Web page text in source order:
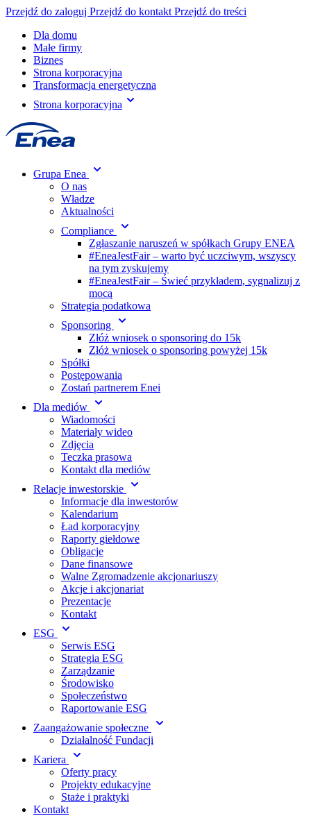
Przejdź do zaloguj Przejdź do kontakt Przejdź do treści
Dla domu
Małe firmy
Biznes
Strona korporacyjna
Transformacja energetyczna
Strona korporacyjna
Grupa Enea
O nas
Władze
Aktualności
Compliance
Zgłaszanie naruszeń w spółkach Grupy ENEA
#EneaJestFair – warto być uczciwym, wszyscy
na tym zyskujemy
#EneaJestFair – Świeć przykładem, sygnalizuj z
mocą
Strategia podatkowa
Sponsoring
Złóż wniosek o sponsoring do 15k
Złóż wniosek o sponsoring powyżej 15k
Spółki
Postępowania
Zostań partnerem Enei
Dla mediów
Wiadomości
Materiały wideo
Zdjęcia
Teczka prasowa
Kontakt dla mediów
Relacje inwestorskie
Informacje dla inwestorów
Kalendarium
Ład korporacyjny
Raporty giełdowe
Obligacje
Dane finansowe
Walne Zgromadzenie akcjonariuszy
Akcje i akcjonariat
Prezentacje
Kontakt
ESG
Serwis ESG
Strategia ESG
Zarządzanie
Środowisko
Społeczeństwo
Raportowanie ESG
Zaangażowanie społeczne
Działalność Fundacji
Kariera
Oferty pracy
Projekty edukacyjne
Staże i praktyki
Kontakt